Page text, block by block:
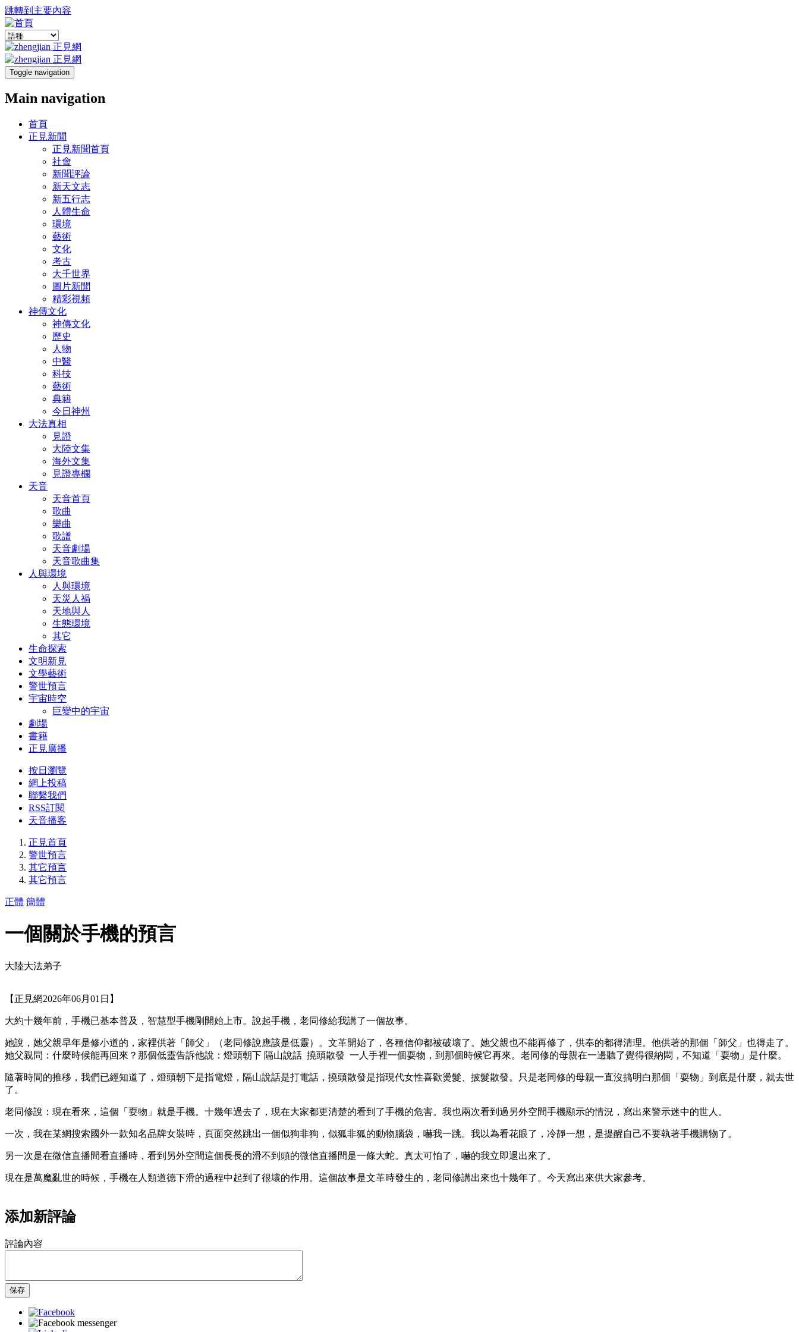
跳轉到主要內容
Toggle navigation
Main navigation
首頁
正見新聞
正見新聞首頁
社會
新聞評論
新天文志
新五行志
人體生命
環境
藝術
文化
考古
大千世界
圖片新聞
精彩視頻
神傳文化
神傳文化
歷史
人物
中醫
科技
藝術
典籍
今日神州
大法真相
見證
大陸文集
海外文集
見證專欄
天音
天音首頁
歌曲
樂曲
歌譜
天音劇場
天音歌曲集
人與環境
人與環境
天災人禍
天地與人
生態環境
其它
生命探索
文明新見
文學藝術
警世預言
宇宙時空
巨變中的宇宙
劇場
書籍
正見廣播
按日瀏覽
網上投稿
聯繫我們
RSS訂閱
天音播客
正見首頁
警世預言
其它預言
其它預言
正體 簡體
一個關於手機的預言
大陸大法弟子
【正見網2026年06月01日】
大約十幾年前，手機已基本普及，智慧型手機剛開始上市。說起手機，老同修給我講了一個故事。
她說，她父親早年是修小道的，家裡供著「師父」（老同修說應該是低靈）。文革開始了，各種信仰都被破壞了。她父親也不能再修了，供奉的都得清理。他供著的那個「師父」也得走了。
她父親問：什麼時候能再回來？那個低靈告訴他說：燈頭朝下 隔山說話 撓頭散發 一人手裡一個耍物，到那個時候它再來。老同修的母親在一邊聽了覺得很納悶，不知道「耍物」是什麼。
隨著時間的推移，我們已經知道了，燈頭朝下是指電燈，隔山說話是打電話，撓頭散發是指現代女性喜歡燙髮、披髮散發。只是老同修的母親一直沒搞明白那個「耍物」到底是什麼，就去世
了。
老同修說：現在看來，這個「耍物」就是手機。十幾年過去了，現在大家都更清楚的看到了手機的危害。我也兩次看到過另外空間手機顯示的情況，寫出來警示迷中的世人。
一次，我在某網搜索國外一款知名品牌女裝時，頁面突然跳出一個似狗非狗，似狐非狐的動物腦袋，嚇我一跳。我以為看花眼了，冷靜一想，是提醒自己不要執著手機購物了。
另一次是在微信直播間看直播時，看到另外空間這個長長的滑不到頭的微信直播間是一條大蛇。真太可怕了，嚇的我立即退出來了。
現在是萬魔亂世的時候，手機在人類道德下滑的過程中起到了很壞的作用。這個故事是文革時發生的，老同修講出來也十幾年了。今天寫出來供大家參考。
添加新評論
評論內容
保存